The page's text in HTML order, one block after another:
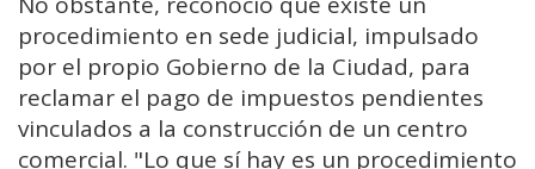
procedimiento en sede judicial, impulsado
por el propio Gobierno de la Ciudad, para
reclamar el pago de impuestos pendientes
vinculados a la construcción de un centro
comercial. "Lo que sí hay es un procedimiento